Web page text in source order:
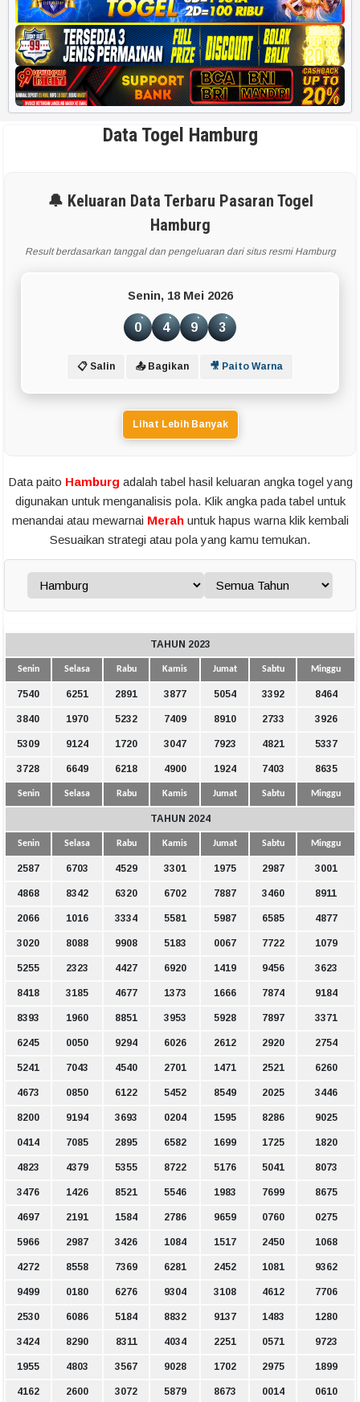
Data Togel Hamburg
🔔 Keluaran Data Terbaru Pasaran Togel
Hamburg
Result berdasarkan tanggal dan pengeluaran dari situs resmi Hamburg
Senin, 18 Mei 2026
0 4 9 3
📋 Salin 📤 Bagikan 🎥 Paito Warna
Lihat Lebih Banyak
Data paito Hamburg adalah tabel hasil keluaran angka togel yang
digunakan untuk menganalisis pola. Klik angka pada tabel untuk
menandai atau mewarnai Merahuntuk hapus warna klik kembali
Sesuaikan strategi atau pola yang kamu temukan.
TAHUN 2023
Senin Selasa Rabu Kamis Jumat Sabtu Minggu
7540 6251 2891 3877 5054 3392 8464
3840 1970 5232 7409 8910 2733 3926
5309 9124 1720 3047 7923 4821 5337
3728 6649 6218 4900 1924 7403 8635
Senin Selasa Rabu Kamis Jumat Sabtu Minggu
TAHUN 2024
Senin Selasa Rabu Kamis Jumat Sabtu Minggu
2587 6703 4529 3301 1975 2987 3001
4868 8342 6320 6702 7887 3460 8911
2066 1016 3334 5581 5987 6585 4877
3020 8088 9908 5183 0067 7722 1079
5255 2323 4427 6920 1419 9456 3623
8418 3185 4677 1373 1666 7874 9184
8393 1960 8851 3953 5928 7897 3371
6245 0050 9294 6026 2612 2920 2754
5241 7043 4540 2701 1471 2521 6260
4673 0850 6122 5452 8549 2025 3446
8200 9194 3693 0204 1595 8286 9025
0414 7085 2895 6582 1699 1725 1820
4823 4379 5355 8722 5176 5041 8073
3476 1426 8521 5546 1983 7699 8675
4697 2191 1584 2786 9659 0760 0275
5966 2987 3426 1084 1517 2450 1068
4272 8558 7369 6281 2452 1081 9362
9499 0180 6276 9304 3108 4612 7706
2530 6086 5184 8832 9137 1483 1280
3424 8290 8311 4034 2251 0571 9723
1955 4803 3567 9028 1702 2975 1899
4162 2600 3072 5879 8673 0014 0610